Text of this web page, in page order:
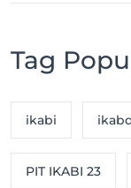
Tag
ikabi
PIT IKABI 23